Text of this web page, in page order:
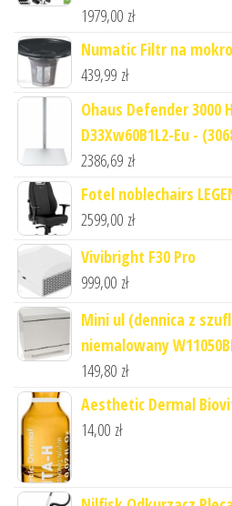
1979,00 zł
Numatic Filtr na mokro
439,99 zł
Ohaus Defender 3000
D33Xw60B1L2-Eu -
2386,69 zł
Fotel noblechairs
2599,00 zł
Vivibright F30 Pro
999,00 zł
Mini ul (dennica z
niemalowany
149,80 zł
Aesthetic Dermal
14,00 zł